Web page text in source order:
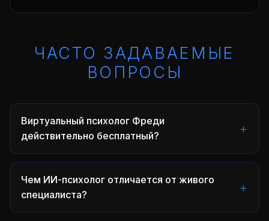
ЧАСТО ЗАДАВАЕМЫЕ
ВОПРОСЫ
Виртуальный психолог Фреди
действительно бесплатный?
Да, базовая версия Фреди полностью
бесплатна и доступна без регистрации.
Бесплатно работают чат с ИИ-
психологом, психологический тест,
Чем ИИ-психолог отличается от живого
специалиста?